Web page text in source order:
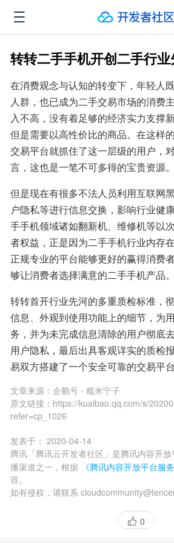
转转二手手机开创二手行
在消费观念与认知的转变下，年轻人
人群，也已成为二手交易市场的消费
入不高，没有着足够的经济实力支撑
但是需要以高性价比的商品。在这样
交易平台就抓住了这一层级的用户，
言，这也是一笔不可多得的宝贵资源。
但是现在有很多不法人员利用互联网
户隐私等进行信息交换，影响行业健
手手机领域诸如翻新机、维修机等以
者权益，正是因为二手手机行业内存
正规专业的平台能够更好的赢得消费
够让消费者选择满意的二手手机产品。
转转首开行业先河的多重质检标准，
信息、外观到使用功能上的细节，为
务，并为未完成信息清除的用户彻底
用户隐私，最后出具客观详实的质检
易双方搭建了一个安全可靠的交易平台
文章来源： 企鹅号 - 糯米宁子
原文链接： https://kuaibao.qq.com/s/
refer=cp_1026
发表于： 2020-04-14
腾讯「腾讯云开发者社区」是腾讯内容开
播渠道之一，根据
《腾讯内容开放平台服
容。
如有侵权，请联系
0